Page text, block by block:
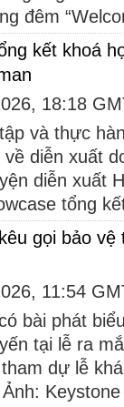
đêm
kết khoá
18:18
và thực
diễn xuất
diễn xuất
tổng
gọi bảo
11:54
bài phát
tại lễ ra
dự lễ